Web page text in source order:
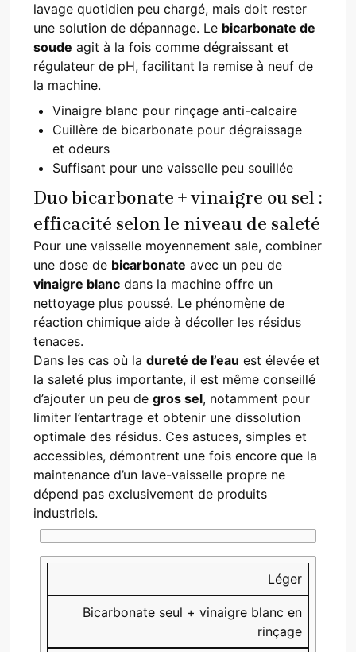
lavage quotidien peu chargé, mais doit rester
une solution de dépannage. Le bicarbonate de
soude agit à la fois comme dégraissant et
régulateur de pH, facilitant la remise à neuf de
la machine.
Vinaigre blanc pour rinçage anti-calcaire
Cuillère de bicarbonate pour dégraissage
et odeurs
Suffisant pour une vaisselle peu souillée
Duo bicarbonate + vinaigre ou sel :
efficacité selon le niveau de saleté
Pour une vaisselle moyennement sale, combiner
une dose de bicarbonate avec un peu de
vinaigre blanc dans la machine offre un
nettoyage plus poussé. Le phénomène de
réaction chimique aide à décoller les résidus
tenaces.
Dans les cas où la dureté de l’eau est élevée et
la saleté plus importante, il est même conseillé
d’ajouter un peu de gros sel, notamment pour
limiter l’entartrage et obtenir une dissolution
optimale des résidus. Ces astuces, simples et
accessibles, démontrent une fois encore que la
maintenance d’un lave-vaisselle propre ne
dépend pas exclusivement de produits
industriels.
Alternative naturelle recommandée
Usage conseillé
Léger
Bicarbonate seul + vinaigre blanc en
rinçage